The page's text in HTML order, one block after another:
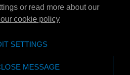
or read more about our
cookie policy
SETTINGS
MESSAGE
Group